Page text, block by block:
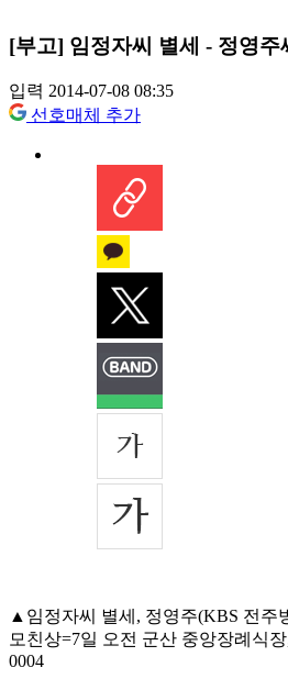
[부고] 임정자씨 별세 - 정영주
입력 2014-07-08 08:35
선호매체 추가
▲임정자씨 별세, 정영주(KBS 전주
모친상=7일 오전 군산 중앙장례식
0004